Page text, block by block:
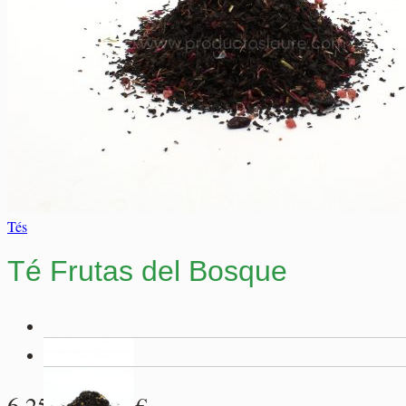
No hay productos en el carrito.
Volver a la tienda
No hay productos en el carrito.
Volver a la tienda
Salsas y Siropes
Tés
Té Frutas del Bosque